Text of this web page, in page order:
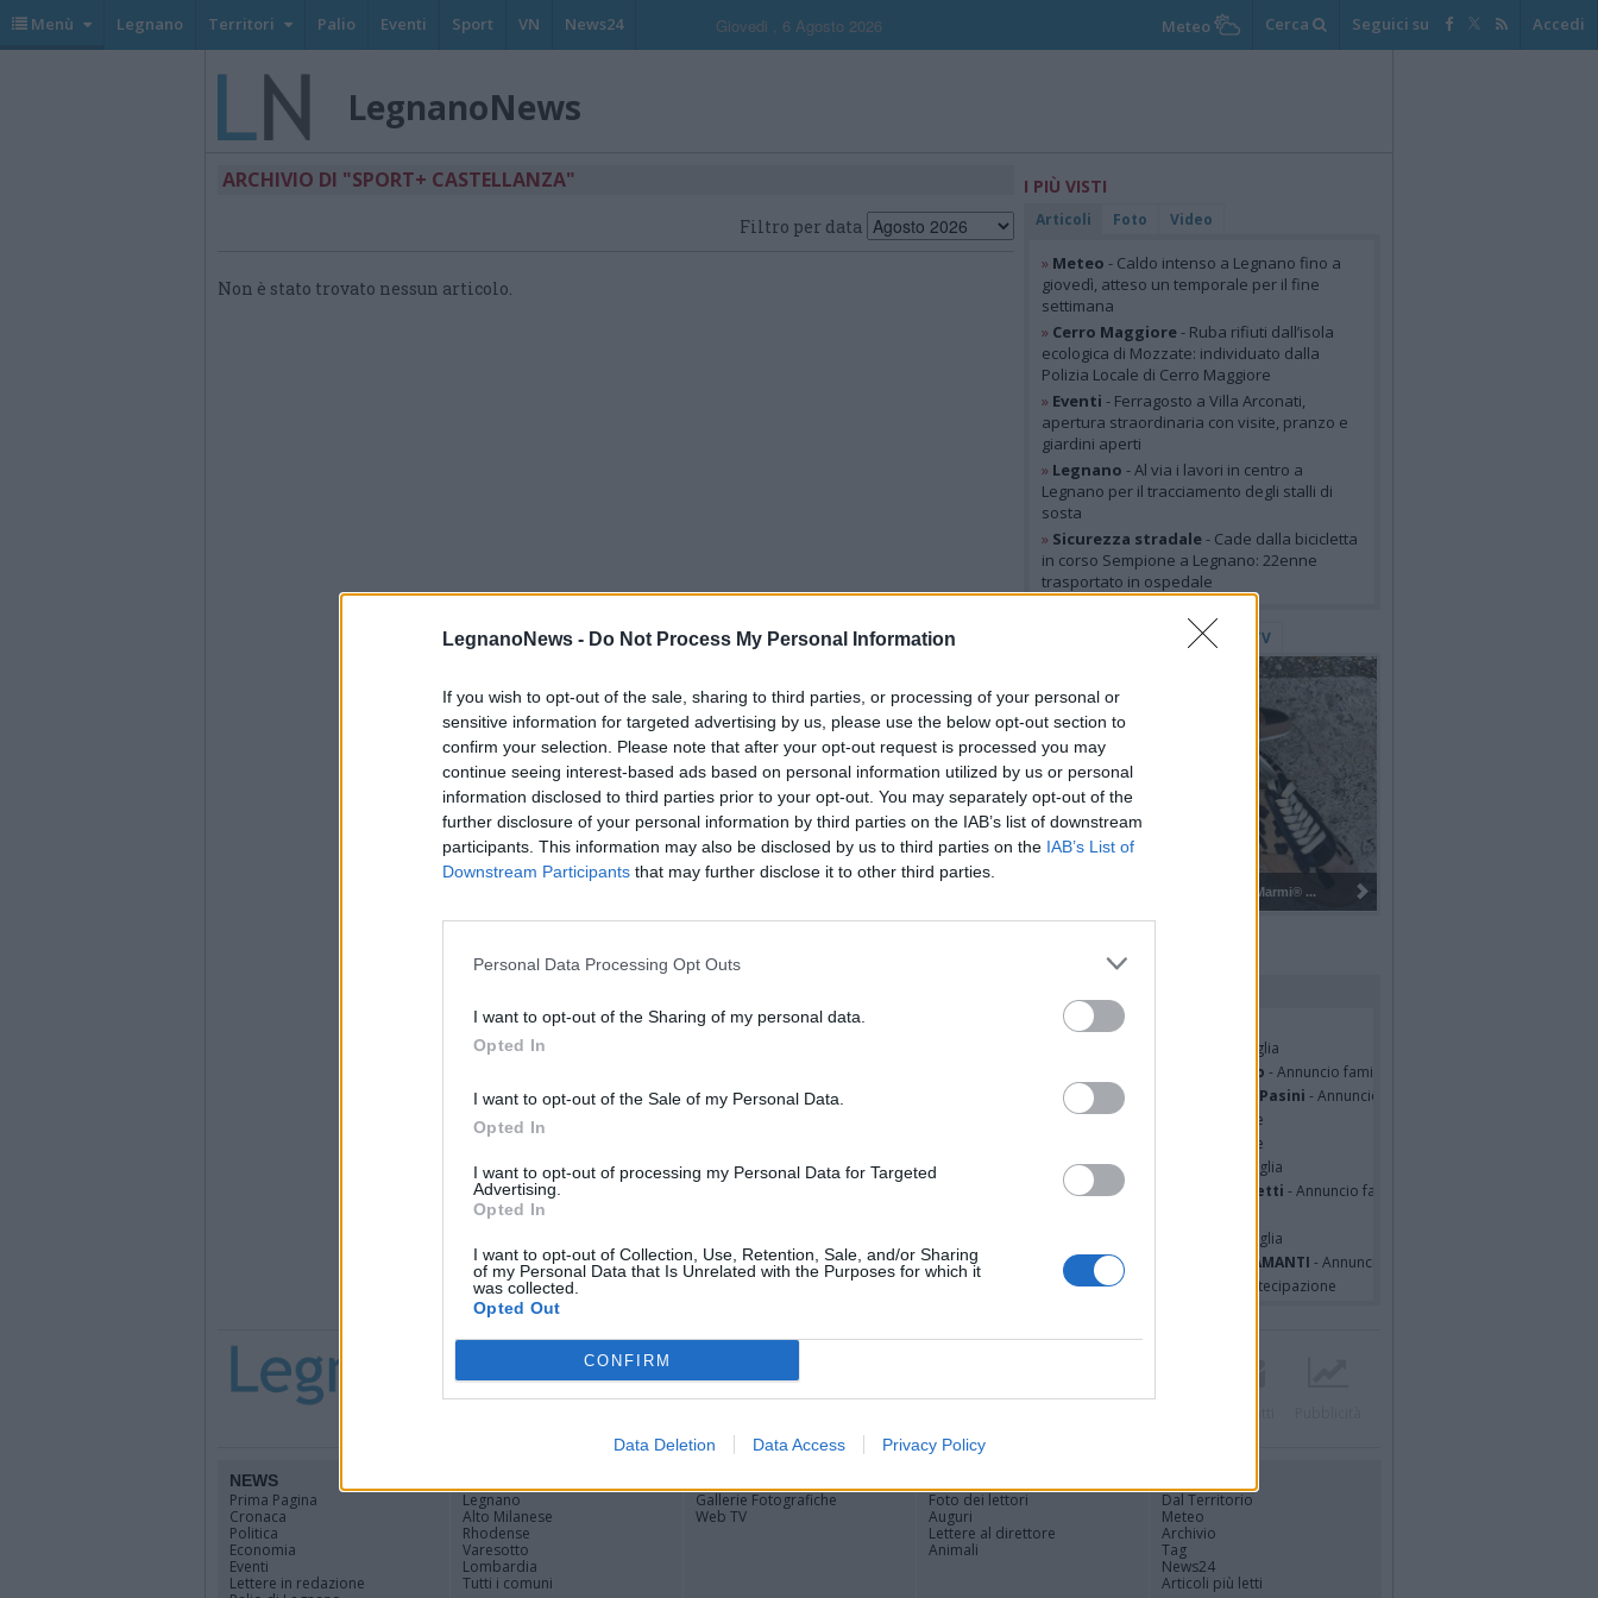
LegnanoNews - Do Not Process My Personal Information
If you wish to opt-out of the sale, sharing to third parties, or processing of your personal or
sensitive information for targeted advertising by us, please use the below opt-out section to
confirm your selection. Please note that after your opt-out request is processed you may
continue seeing interest-based ads based on personal information utilized by us or personal
information disclosed to third parties prior to your opt-out. You may separately opt-out of the
further disclosure of your personal information by third parties on the IAB’s list of downstream
participants. This information may also be disclosed by us to third parties on the IAB’s List of
Downstream Participants that may further disclose it to other third parties.
Personal Data Processing Opt Outs
I want to opt-out of the Sharing of my personal data.
Opted In
I want to opt-out of the Sale of my Personal Data.
Opted In
I want to opt-out of processing my Personal Data for Targeted
Advertising.
Opted In
I want to opt-out of Collection, Use, Retention, Sale, and/or Sharing
of my Personal Data that Is Unrelated with the Purposes for which it
was collected.
Opted Out
CONFIRM
Data Deletion Data Access Privacy Policy
Menù Legnano Territori Palio Eventi Sport VN News24 Giovedi , 6 Agosto 2026 Meteo Cerca Seguici su Accedi
LegnanoNews
ARCHIVIO DI "SPORT+ CASTELLANZA"
Filtro per data
Non è stato trovato nessun articolo.
I PIÙ VISTI
Articoli Foto Video
» Meteo - Caldo intenso a Legnano fino a
giovedì, atteso un temporale per il fine
settimana
» Cerro Maggiore- Ruba rifiuti dall’isola
ecologica di Mozzate: individuato dalla
Polizia Locale di Cerro Maggiore
» Eventi - Ferragosto a Villa Arconati,
apertura straordinaria con visite, pranzo e
giardini aperti
» Legnano - Al via i lavori in centro a
Legnano per il tracciamento degli stalli di
sosta
» Sicurezza stradale- Cade dalla bicicletta
in corso Sempione a Legnano: 22enne
trasportato in ospedale
Gallerie Fotografiche WebTV
Gli Ambulanti di Forte dei Marmi® ...
Marian Jasik
- Annuncio famiglia
Teresa Squicciarini ved. Greco - Annuncio famiglia
Clementina Martinenghi ved. Pasini - Annuncio famiglia
Riccardo Basile
- Partecipazione
- Partecipazione
Anthony Napoli
- Annuncio famiglia
Gianfranco Schieroni Giacometti - Annuncio famiglia
- Annuncio famiglia
ROSA MALINVERNO ved. TETTAMANTI - Annuncio famiglia
Maria Panisi ved. Bianchi
- Partecipazione
NEWS
Prima Pagina
Cronaca
Politica
Economia
Eventi
Lettere in redazione
Legnano
Alto Milanese
Rhodense
Varesotto
Lombardia
Tutti i comuni
Gallerie Fotografiche
Web TV
Foto dei lettori
Auguri
Lettere al direttore
Animali
Dal Territorio
Meteo
Archivio
Tag
News24
Articoli più letti